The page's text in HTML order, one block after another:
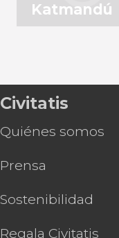
Katmandú
Civitatis
Quiénes somos
Prensa
Sostenibilidad
Regala Civitatis